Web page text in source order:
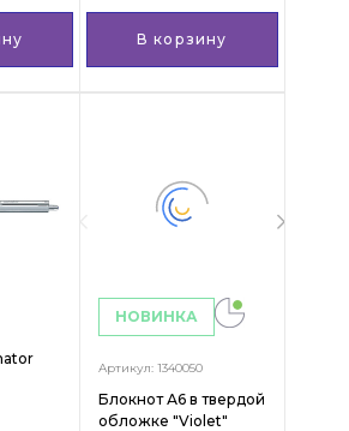
В корзину
НОВИНКА
Артикул: 1340050
Блокнот А6 в твердой
обложке "Violet"